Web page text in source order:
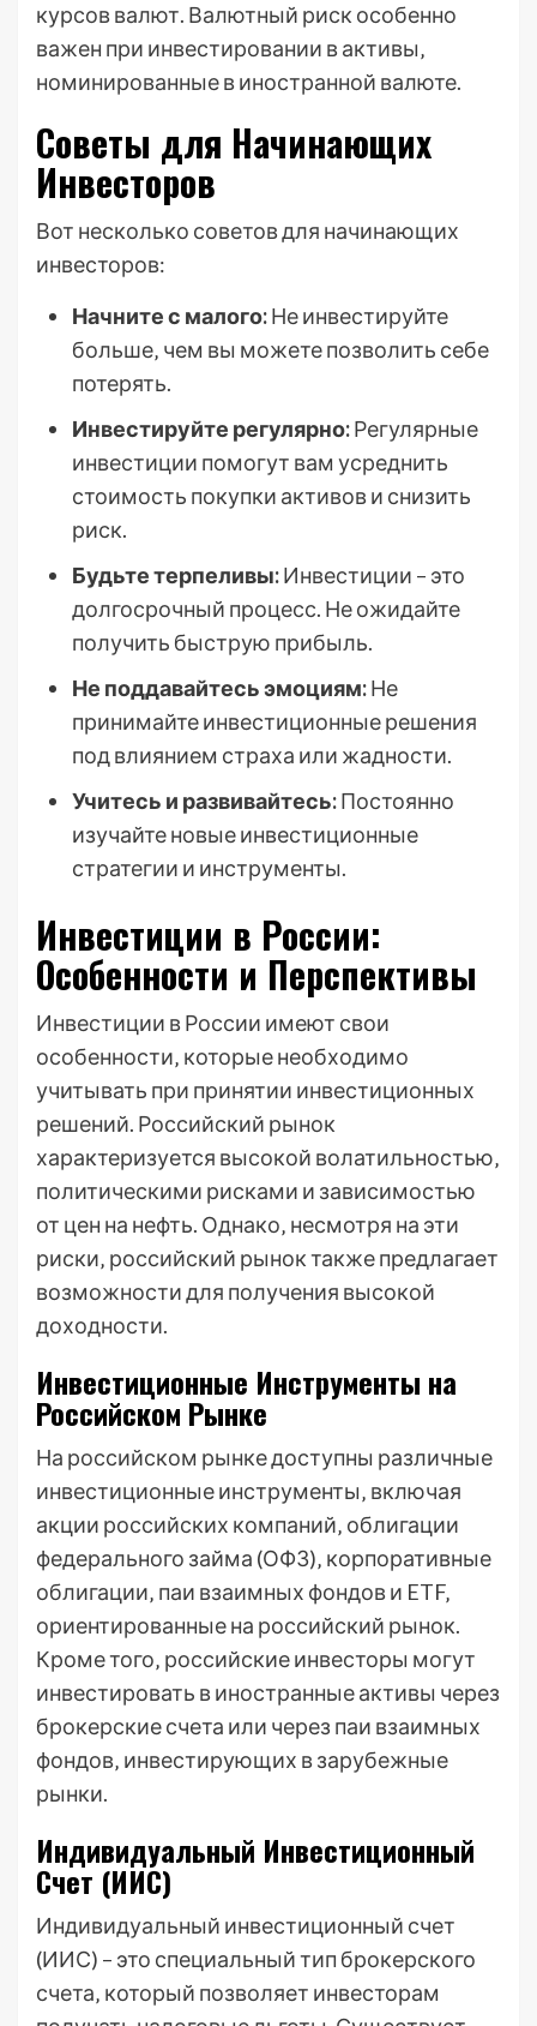
курсов валют. Валютный риск особенно
важен при инвестировании в активы‚
номинированные в иностранной валюте.
Советы для Начинающих
Инвесторов
Вот несколько советов для начинающих
инвесторов:
Начните с малого:Не инвестируйте
больше‚ чем вы можете позволить себе
потерять.
Инвестируйте регулярно:Регулярные
инвестиции помогут вам усреднить
стоимость покупки активов и снизить
риск.
Будьте терпеливы:Инвестиции – это
долгосрочный процесс. Не ожидайте
получить быструю прибыль.
Не поддавайтесь эмоциям:Не
принимайте инвестиционные решения
под влиянием страха или жадности.
Учитесь и развивайтесь:Постоянно
изучайте новые инвестиционные
стратегии и инструменты.
Инвестиции в России:
Особенности и Перспективы
Инвестиции в России имеют свои
особенности‚ которые необходимо
учитывать при принятии инвестиционных
решений. Российский рынок
характеризуется высокой волатильностью‚
политическими рисками и зависимостью
от цен на нефть. Однако‚ несмотря на эти
риски‚ российский рынок также предлагает
возможности для получения высокой
доходности.
Инвестиционные Инструменты на
Российском Рынке
На российском рынке доступны различные
инвестиционные инструменты‚ включая
акции российских компаний‚ облигации
федерального займа (ОФЗ)‚ корпоративные
облигации‚ паи взаимных фондов и ETF‚
ориентированные на российский рынок.
Кроме того‚ российские инвесторы могут
инвестировать в иностранные активы через
брокерские счета или через паи взаимных
фондов‚ инвестирующих в зарубежные
рынки.
Индивидуальный Инвестиционный
Счет (ИИС)
Индивидуальный инвестиционный счет
(ИИС) – это специальный тип брокерского
счета‚ который позволяет инвесторам